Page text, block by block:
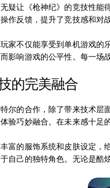
疑让《枪神纪》的竞技性能
作反馈，提升了竞技感和对
家不仅能享受到单机游戏的
影响游戏的公平性。每一场
的完美融合
特尔的合作，除了带来技术
验巧妙融合。在未来感十足
丰富的服饰系统和皮肤设定
自己的独特角色。无论是酷